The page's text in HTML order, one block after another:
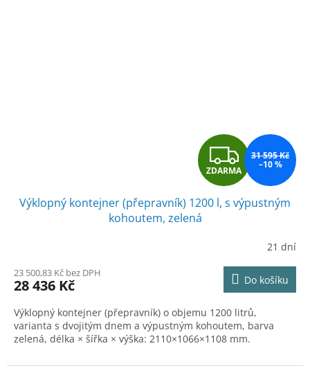
Z
D
A
M
A
ZDARMA
31 595 Kč
–10 %
Výklopný kontejner (přepravník) 1200 l, s výpustným
kohoutem, zelená
21 dní
23 500,83 Kč bez DPH
28 436 Kč Do košíku
Výklopný kontejner (přepravník) o objemu 1200 litrů,
varianta s dvojitým dnem a výpustným kohoutem, barva
zelená, délka × šířka × výška: 2110×1066×1108 mm.